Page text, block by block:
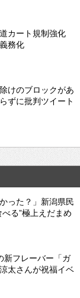
カート規制強化
務化
けのブロックがあ
ずに批判ツイート
った？」新潟県民
る”極上えだまめ
新フレーバー「ガ
太さんが祝福イベ